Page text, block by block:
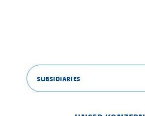
SUBSIDIARIES